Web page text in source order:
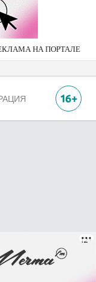
НА ПОРТАЛЕ